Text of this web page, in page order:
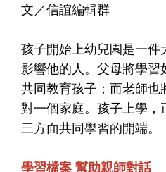
文／信誼編輯群
孩子開始上幼兒園是一件
影響他的人。父母將學習
共同教育孩子；而老師
對一個家庭。孩子上學，
三方面共同學習的開端。
學習檔案 幫助親師對話